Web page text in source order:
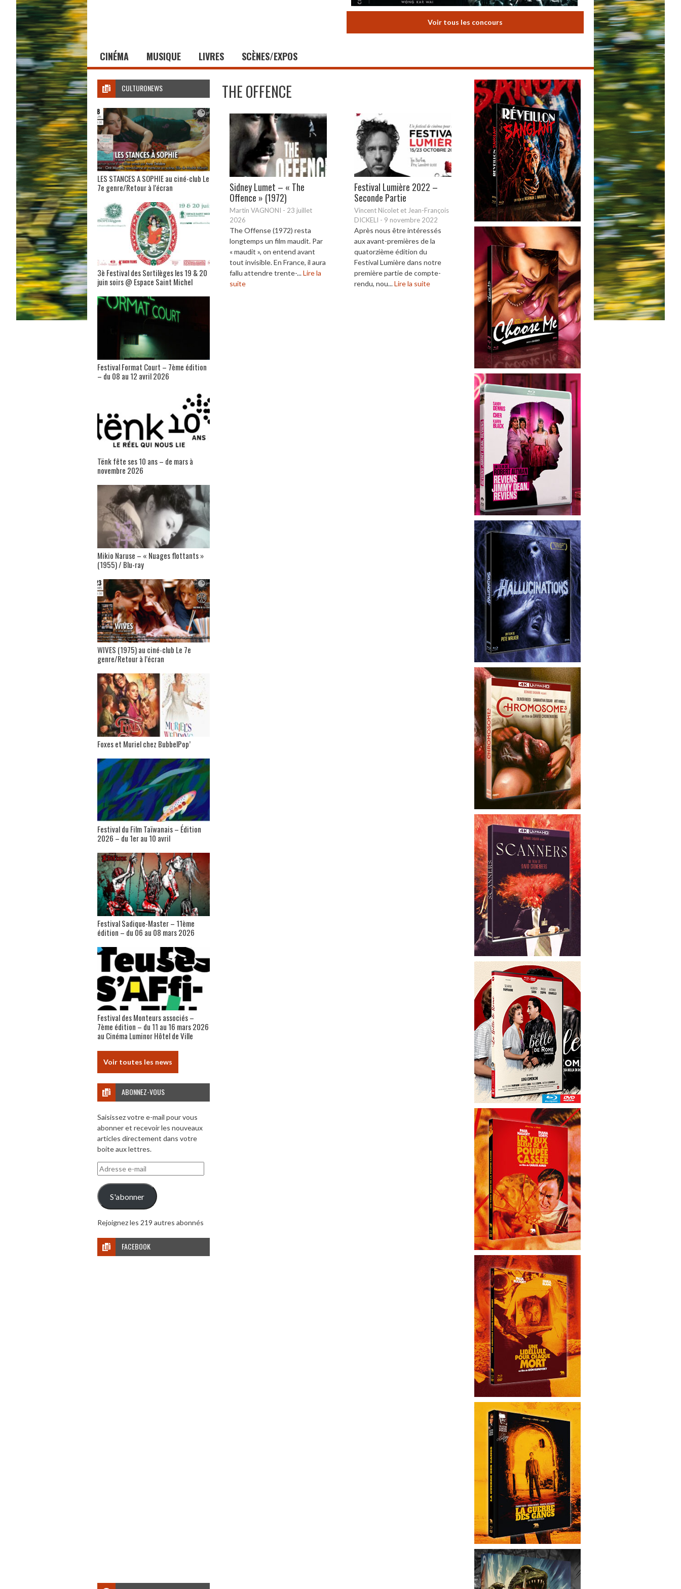
Voir tous les concours
CINÉMA MUSIQUE LIVRES SCÈNES/EXPOS
THE OFFENCE
Sidney Lumet – « The
Offence » (1972)
Martin VAGNONI - 23 juillet
2026
The Offense (1972) resta
longtemps un film maudit. Par
« maudit », on entend avant
tout invisible. En France, il aura
fallu attendre trente-...Lire la
suite
Festival Lumière 2022 –
Seconde Partie
Vincent Nicolet et Jean-François
DICKELI - 9 novembre 2022
Après nous être intéressés
aux avant-premières de la
quatorzième édition du
Festival Lumière dans notre
première partie de compte-
rendu, nou...Lire la suite
CULTURONEWS
LES STANCES A SOPHIE au ciné-club Le
7e genre/Retour à l’écran
3è Festival des Sortilèges les 19 & 20
juin soirs @ Espace Saint Michel
Festival Format Court – 7ème édition
– du 08 au 12 avril 2026
Tënk fête ses 10 ans – de mars à
novembre 2026
Mikio Naruse – « Nuages flottants »
(1955) / Blu-ray
WIVES (1975) au ciné-club Le 7e
genre/Retour à l’écran
Foxes et Muriel chez BubbelPop’
Festival du Film Taïwanais – Édition
2026 – du 1er au 10 avril
Festival Sadique-Master – 11ème
édition – du 06 au 08 mars 2026
Festival des Monteurs associés –
7ème édition – du 11 au 16 mars 2026
au Cinéma Luminor Hôtel de Ville
Voir toutes les news
ABONNEZ-VOUS
Saisissez votre e-mail pour vous
abonner et recevoir les nouveaux
articles directement dans votre
boite aux lettres.
Adresse
e-
mail
S'abonner
Rejoignez les 219 autres abonnés
FACEBOOK